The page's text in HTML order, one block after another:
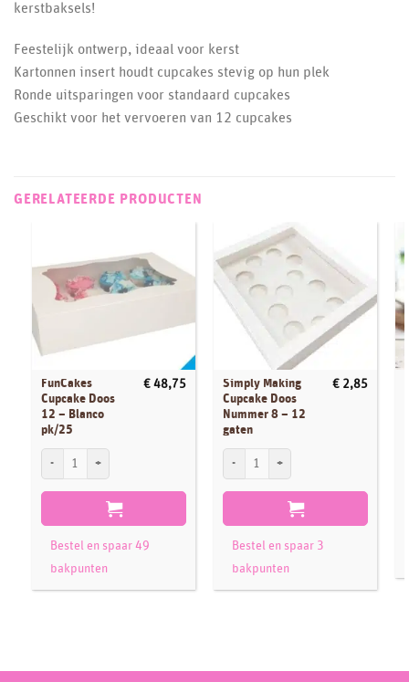
kerstbaksels!
Feestelijk ontwerp, ideaal voor kerst
Kartonnen insert houdt cupcakes stevig op hun plek
Ronde uitsparingen voor standaard cupcakes
Geschikt voor het vervoeren van 12 cupcakes
GERELATEERDE PRODUCTEN
FunCakes
Cupcake Doos
12 – Blanco
pk/25
€ 48,75
Bestel en spaar 49
bakpunten
Simply Making
Cupcake Doos
Nummer 8 – 12
gaten
€ 2,85
Bestel en spaar 3
bakpunten